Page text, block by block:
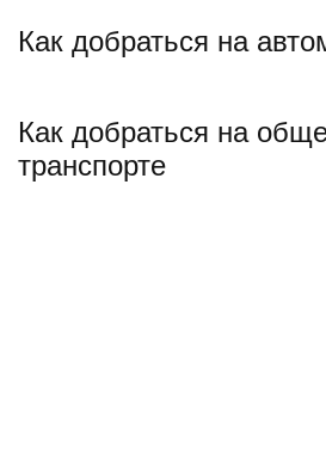
Как добраться на
Как добраться на
транспорте